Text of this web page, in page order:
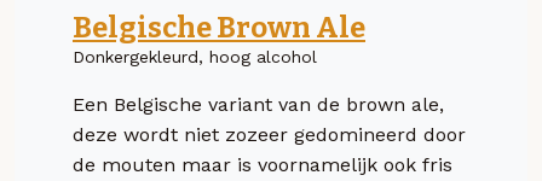
Belgische Brown Ale
Donkergekleurd, hoog alcohol
Een Belgische variant van de brown ale,
deze wordt niet zozeer gedomineerd door
de mouten maar is voornamelijk ook fris